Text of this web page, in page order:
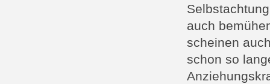
auch
scheinen
schon so